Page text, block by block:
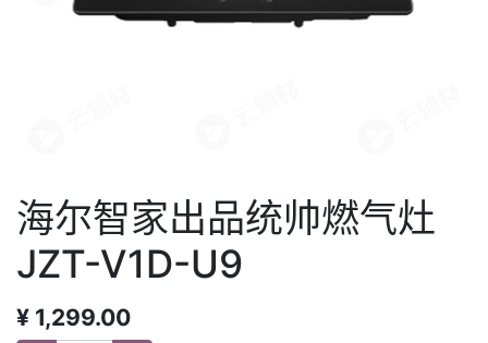
海尔智家出品统帅燃气灶
JZT-V1D-U9
¥ 1,299.00